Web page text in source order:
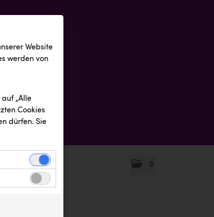
0
Website
werden von
„Alle
Cookies
dürfen. Sie